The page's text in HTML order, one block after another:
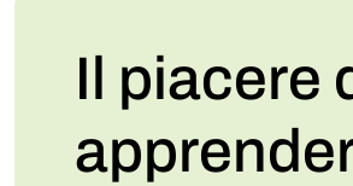
Il piacere